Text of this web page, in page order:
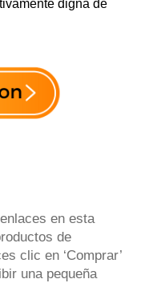
digna de
en esta
de
clic en ‘Comprar’
una pequeña